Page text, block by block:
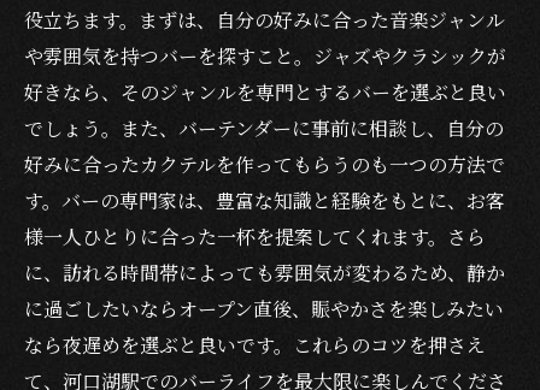
役立ちます。まずは、自分の好みに合った音楽ジャンル
や雰囲気を持つバーを探すこと。ジャズやクラシックが
好きなら、そのジャンルを専門とするバーを選ぶと良い
でしょう。また、バーテンダーに事前に相談し、自分の
好みに合ったカクテルを作ってもらうのも一つの方法で
す。バーの専門家は、豊富な知識と経験をもとに、お客
様一人ひとりに合った一杯を提案してくれます。さら
に、訪れる時間帯によっても雰囲気が変わるため、静か
に過ごしたいならオープン直後、賑やかさを楽しみたい
なら夜遅めを選ぶと良いです。これらのコツを押さえ
て、河口湖駅でのバーライフを最大限に楽しんでくださ